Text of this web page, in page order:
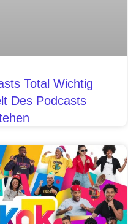
Total Wichtig
Des Podcasts